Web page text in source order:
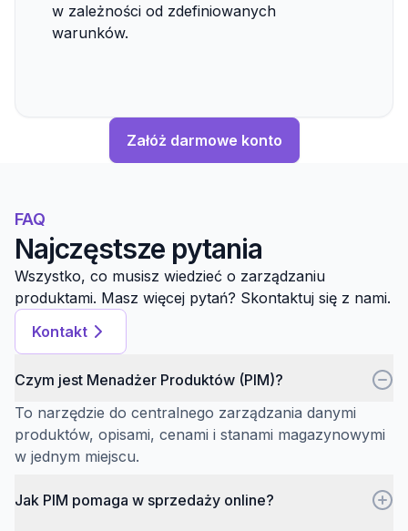
w zależności od zdefiniowanych
warunków.
Załóż darmowe konto
FAQ
Najczęstsze pytania
Wszystko, co musisz wiedzieć o zarządzaniu
produktami. Masz więcej pytań? Skontaktuj się z nami.
Kontakt
Czym jest Menadżer Produktów (PIM)?
To narzędzie do centralnego zarządzania danymi
produktów, opisami, cenami i stanami magazynowymi
w jednym miejscu.
Jak PIM pomaga w sprzedaży online?